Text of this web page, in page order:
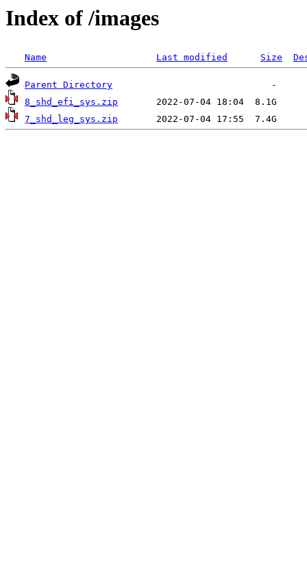
Index of /images
Name Last modified Size
Parent Directory
8_shd_efi_sys.zip
7_shd_leg_sys.zip